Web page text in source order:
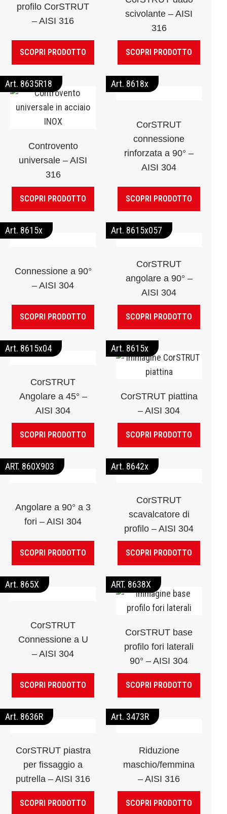
profilo CorSTRUT
– AISI 316
SCOPRI PRODOTTO
scivolante – AISI
316
SCOPRI PRODOTTO
Art. 8635R18
Controvento
universale – AISI
316
SCOPRI PRODOTTO
Art. 8618x
CorSTRUT
connessione
rinforzata a 90° –
AISI 304
SCOPRI PRODOTTO
Art. 8615x
Connessione a 90°
– AISI 304
SCOPRI PRODOTTO
Art. 8615x057
CorSTRUT
angolare a 90° –
AISI 304
SCOPRI PRODOTTO
Art. 8615x04
CorSTRUT
Angolare a 45° –
AISI 304
SCOPRI PRODOTTO
Art. 8615x
CorSTRUT piattina
– AISI 304
SCOPRI PRODOTTO
ART. 860X903
Angolare a 90° a 3
fori – AISI 304
SCOPRI PRODOTTO
Art. 8642x
CorSTRUT
scavalcatore di
profilo – AISI 304
SCOPRI PRODOTTO
Art. 865X
CorSTRUT
Connessione a U
– AISI 304
SCOPRI PRODOTTO
ART. 8638X
CorSTRUT base
profilo fori laterali
90° – AISI 304
SCOPRI PRODOTTO
Art. 8636R
CorSTRUT piastra
per fissaggio a
putrella – AISI 316
SCOPRI PRODOTTO
Art. 3473R
Riduzione
maschio/femmina
– AISI 316
SCOPRI PRODOTTO